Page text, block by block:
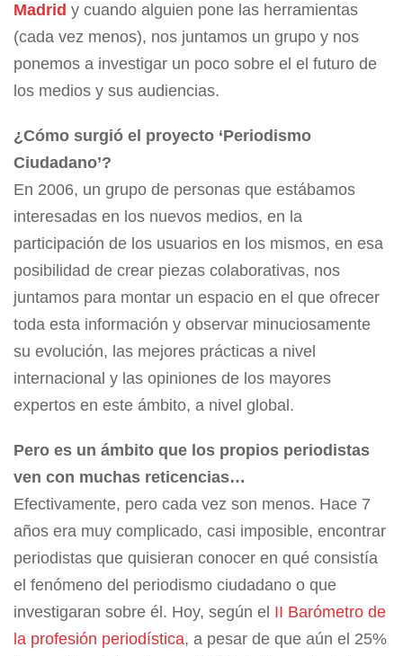
Madrid y cuando alguien pone las herramientas
(cada vez menos), nos juntamos un grupo y nos
ponemos a investigar un poco sobre el el futuro de
los medios y sus audiencias.
¿Cómo surgió el proyecto ‘Periodismo
Ciudadano’?
En 2006, un grupo de personas que estábamos
interesadas en los nuevos medios, en la
participación de los usuarios en los mismos, en esa
posibilidad de crear piezas colaborativas, nos
juntamos para montar un espacio en el que ofrecer
toda esta información y observar minuciosamente
su evolución, las mejores prácticas a nivel
internacional y las opiniones de los mayores
expertos en este ámbito, a nivel global.
Pero es un ámbito que los propios periodistas
ven con muchas reticencias…
Efectivamente, pero cada vez son menos. Hace 7
años era muy complicado, casi imposible, encontrar
periodistas que quisieran conocer en qué consistía
el fenómeno del periodismo ciudadano o que
investigaran sobre él. Hoy, según el II Barómetro de
la profesión periodística, a pesar de que aún el 25%